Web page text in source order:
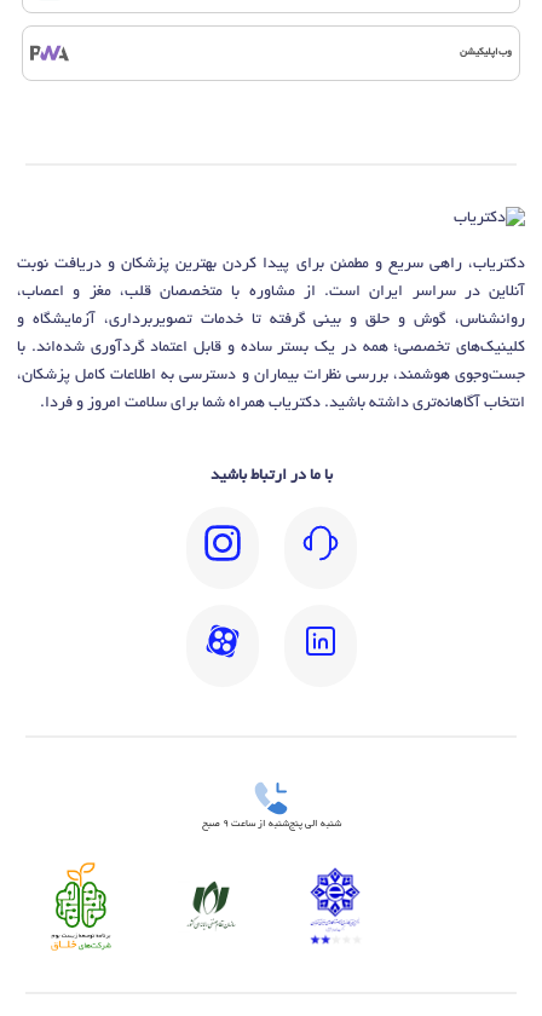
وب‌اپلیکیشن
دکتریاب، راهی سریع و مطمئن برای پیدا کردن بهترین پزشکان و دریافت نوبت
آنلاین در سراسر ایران است. از مشاوره با متخصصان قلب، مغز و اعصاب،
روانشناس، گوش و حلق و بینی گرفته تا خدمات تصویربرداری، آزمایشگاه و
کلینیک‌های تخصصی؛ همه در یک بستر ساده و قابل اعتماد گردآوری شده‌اند. با
جست‌وجوی هوشمند، بررسی نظرات بیماران و دسترسی به اطلاعات کامل پزشکان،
انتخاب آگاهانه‌تری داشته باشید. دکتریاب همراه شما برای سلامت امروز و فردا.
با ما در ارتباط باشید
شنبه الی پنج‌شنبه از ساعت 9 صبح